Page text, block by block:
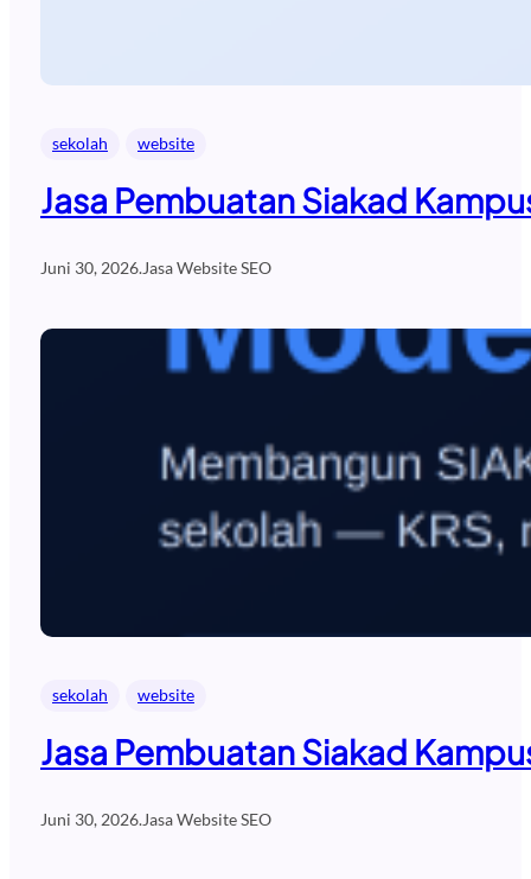
sekolah website
Jasa Pembuatan Siakad
Juni 30, 2026.Jasa Website SEO
sekolah website
Jasa Pembuatan Siakad
Juni 30, 2026.Jasa Website SEO